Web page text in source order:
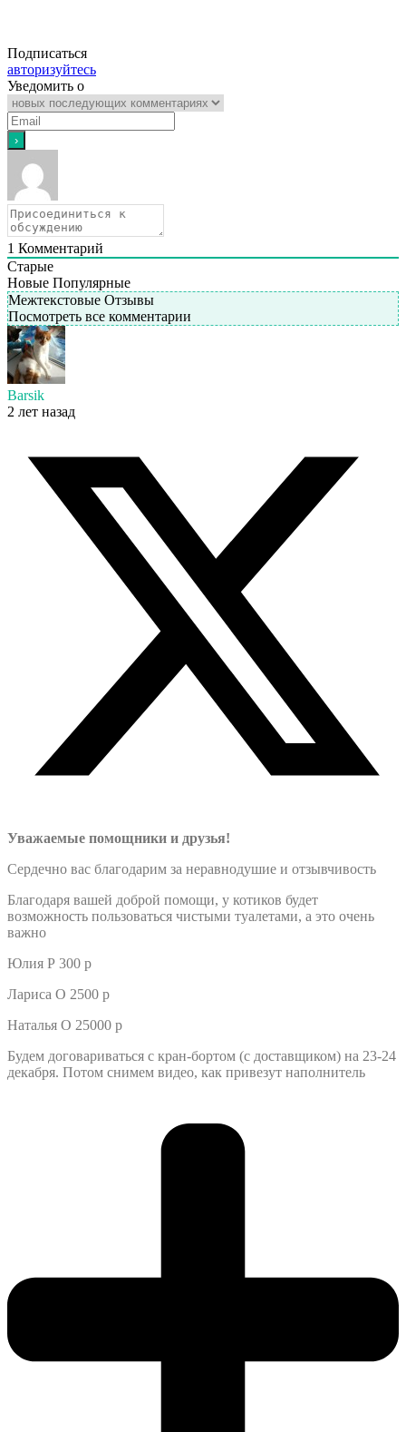
Подписаться
авторизуйтесь
Уведомить о
1 Комментарий
Старые
Новые Популярные
Межтекстовые Отзывы
Посмотреть все комментарии
Barsik
2 лет назад
Уважаемые помощники и друзья!
Сердечно вас благодарим за неравнодушие и отзывчивость
Благодаря вашей доброй помощи, у котиков будет
возможность пользоваться чистыми туалетами, а это очень
важно
Юлия Р 300 р
Лариса О 2500 р
Наталья О 25000 р
Будем договариваться с кран-бортом (с доставщиком) на 23-24
декабря. Потом снимем видео, как привезут наполнитель